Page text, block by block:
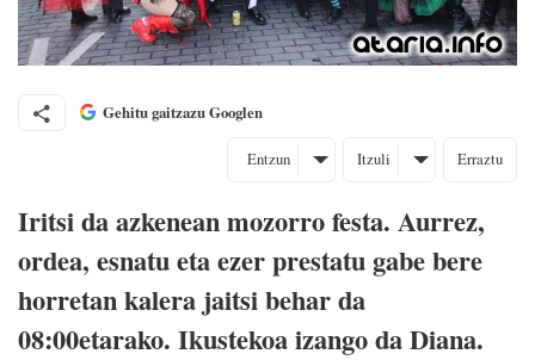
Gehitu gaitzazu Googlen
Entzun Itzuli Erraztu
Iritsi da azkenean mozorro festa. Aurrez,
ordea, esnatu eta ezer prestatu gabe bere
horretan kalera jaitsi behar da
08:00etarako. Ikustekoa izango da Diana.